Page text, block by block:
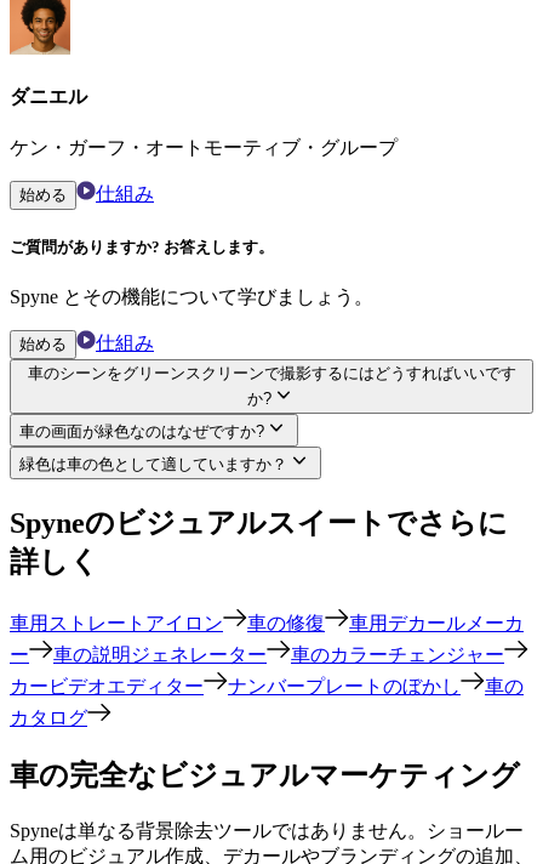
ダニエル
ケン・ガーフ・オートモーティブ・グループ
始める 仕組み
ご質問がありますか? お答えします。
Spyne とその機能について学びましょう。
始める 仕組み
車のシーンをグリーンスクリーンで撮影するにはどうすればいいです
か?
車の画面が緑色なのはなぜですか?
緑色は車の色として適していますか？
Spyneのビジュアルスイートでさらに
詳しく
車用ストレートアイロン 車の修復
車用デカールメーカ
ー
車の説明ジェネレーター
車のカラーチェンジャー
カービデオエディター
ナンバープレートのぼかし
車の
カタログ
車の完全なビジュアルマーケティング
Spyneは単なる背景除去ツールではありません。ショールー
ム用のビジュアル作成、デカールやブランディングの追加、